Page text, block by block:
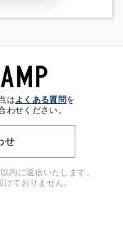
い形式に加工した統
及び配信について
ービス内で使用する
サービスの他の利用
限って個人情報を外
はよくある質問を
わせください。
せ
内に返信いたします。
ておりません。